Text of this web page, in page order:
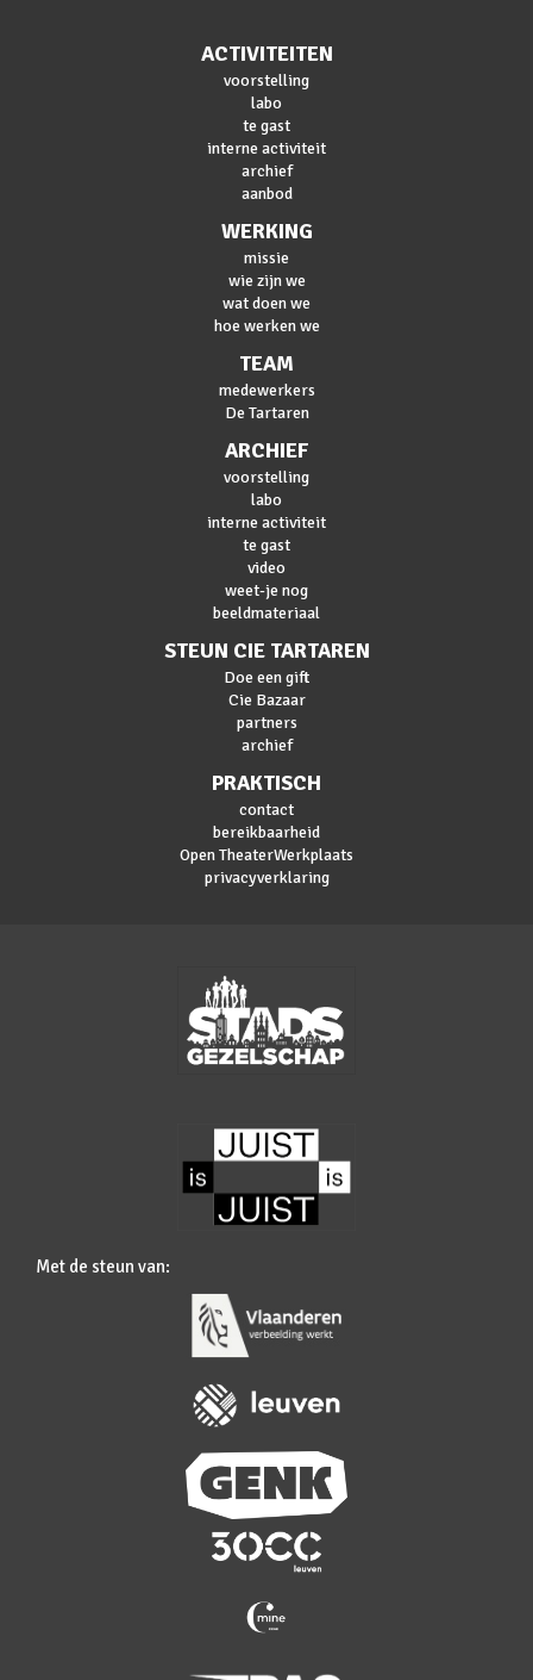
ACTIVITEITEN
voorstelling
labo
te gast
interne activiteit
archief
aanbod
WERKING
missie
wie zijn we
wat doen we
hoe werken we
TEAM
medewerkers
De Tartaren
ARCHIEF
voorstelling
labo
interne activiteit
te gast
video
weet-je nog
beeldmateriaal
STEUN CIE TARTAREN
Doe een gift
Cie Bazaar
partners
archief
PRAKTISCH
contact
bereikbaarheid
Open TheaterWerkplaats
privacyverklaring
Met de steun van: